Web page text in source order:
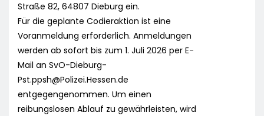
Straße 82, 64807 Dieburg ein.
Für die geplante Codieraktion ist eine
Voranmeldung erforderlich. Anmeldungen
werden ab sofort bis zum 1. Juli 2026 per E-
Mail an SvO-Dieburg-
Pst.ppsh@Polizei.Hessen.de
entgegengenommen. Um einen
reibungslosen Ablauf zu gewährleisten, wird